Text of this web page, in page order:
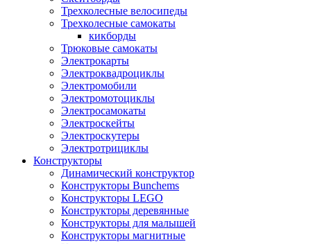
Трехколесные велосипеды
Трехколесные самокаты
кикборды
Трюковые самокаты
Электрокарты
Электроквадроциклы
Электромобили
Электромотоциклы
Электросамокаты
Электроскейты
Электроскутеры
Электротрициклы
Конструкторы
Динамический конструктор
Конструкторы Bunchems
Конструкторы LEGO
Конструкторы деревянные
Конструкторы для малышей
Конструкторы магнитные